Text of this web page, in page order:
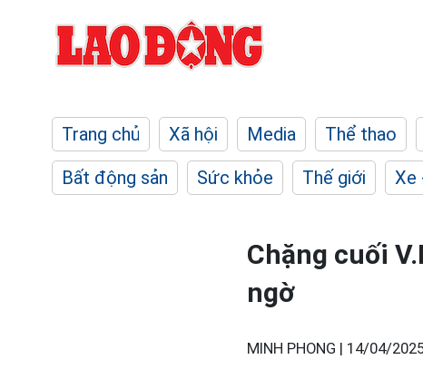
Trang chủ Xã hội Media Thể thao
Bất động sản
Sức khỏe Thế giới Xe
Chặng cuối
ngờ
MINH PHONG | 14/04/